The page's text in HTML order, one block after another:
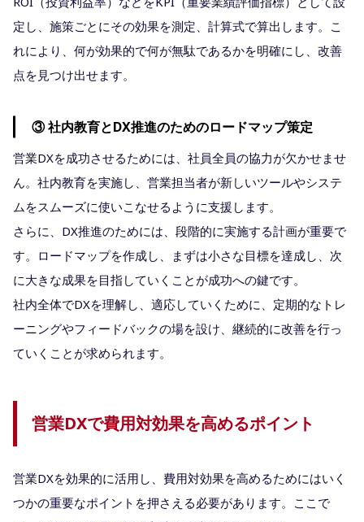
定し、施策ごとにその効果を測定、計算式で算出します。こ
れにより、何が効果的で何が無駄であるかを明確にし、改善
点を見つけ出せます。
③ 社内教育とDX推進のためのロードマップ策定
営業DXを成功させるためには、社員全員の協力が欠かせませ
ん。社内教育を実施し、営業担当者が新しいツールやシステ
ムをスムーズに使いこなせるように支援します。
さらに、DX推進のためには、段階的に実施する計画が重要で
す。ロードマップを作成し、まずは小さな目標を達成し、次
に大きな成果を目指していくことが成功への鍵です。
社内全体でDXを理解し、適応していくために、定期的なトレ
ーニングやフィードバックの場を設け、継続的に改善を行っ
ていくことが求められます。
営業DXで費用対効果を高めるポイント
営業DXを効果的に活用し、費用対効果を高めるためにはいく
つかの重要なポイントを押さえる必要があります。ここで